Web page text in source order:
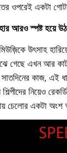
ওপরেই একটা
আরও স্পষ্ট হয়ে
উৎসাহ
গেছে এখন আর
কাজ, এই
নিয়েও
চেলোর একটা অংশ